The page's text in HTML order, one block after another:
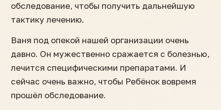
обследование, чтобы получить дальнейшую
тактику лечению.
Ваня под опекой нашей организации очень
давно. Он мужественно сражается с болезнью,
лечится специфическими препаратами. И
сейчас очень важно, чтобы Ребёнок вовремя
прошёл обследование.